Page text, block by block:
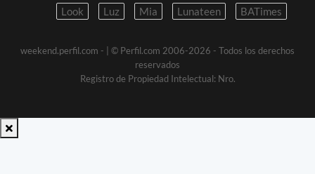
Look
Luz Mia Lunateen BATimes
weekend.perfil.com -
| © Perfil.com 2006-2026 - Todos los derechos
reservados
Registro de Propiedad Intelectual: Nro.